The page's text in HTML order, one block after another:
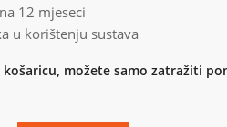
12 mjeseci
u korištenju sustava
možete samo zatražiti